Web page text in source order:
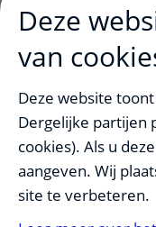
Doel
Achtergrond
Deze
van
Deze website toont
Dergelijke partijen
cookies). Als u
aangeven. Wij
site te verbeteren.